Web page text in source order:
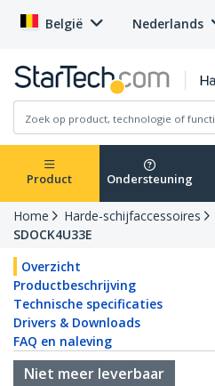
België Nederlands
Product Ondersteuning
Home Harde-schijfaccessoires
SDOCK4U33E
Overzicht
Productbeschrijving
Technische specificaties
Drivers & Downloads
FAQ en naleving
Niet meer leverbaar